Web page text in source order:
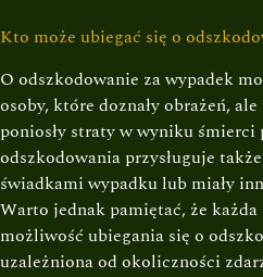
Kto może ubiegać się o
O odszkodowanie za wypadek
osoby, które doznały obrażeń,
poniosły straty w wyniku śmierci
odszkodowania przysługuje
świadkami wypadku lub miały
Warto jednak pamiętać, że
możliwość ubiegania się o
uzależniona od okoliczności